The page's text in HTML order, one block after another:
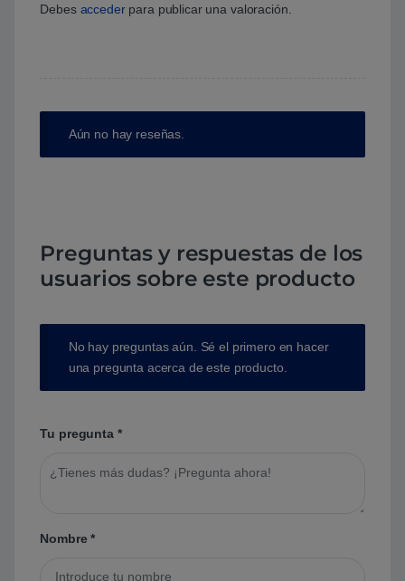
Debes accederpara publicar una valoración.
Aún no hay reseñas.
Preguntas y respuestas de los
usuarios sobre este producto
No hay preguntas aún. Sé el primero en hacer
una pregunta acerca de este producto.
Tu pregunta *
Nombre*